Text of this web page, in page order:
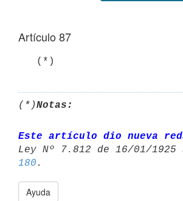
Artículo 87
(*)Notas:
Este artículo dio nueva
Ley Nº 7.812 de 16/01/
180
Ayuda